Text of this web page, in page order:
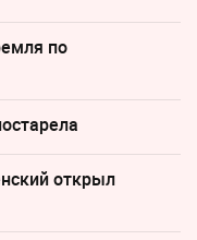
по
открыл